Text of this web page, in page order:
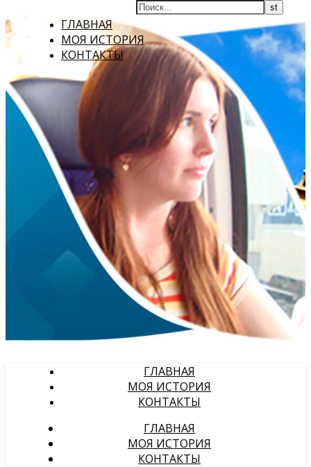
ГЛАВНАЯ
МОЯ ИСТОРИЯ
КОНТАКТЫ
ГЛАВНАЯ
МОЯ ИСТОРИЯ
КОНТАКТЫ
ГЛАВНАЯ
МОЯ ИСТОРИЯ
КОНТАКТЫ